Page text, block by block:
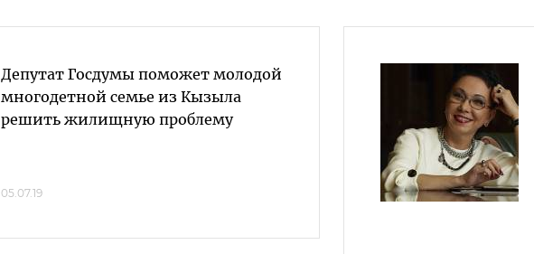
Депутат Госдумы поможет молодой
многодетной семье из Кызыла
решить жилищную проблему
05.07.19